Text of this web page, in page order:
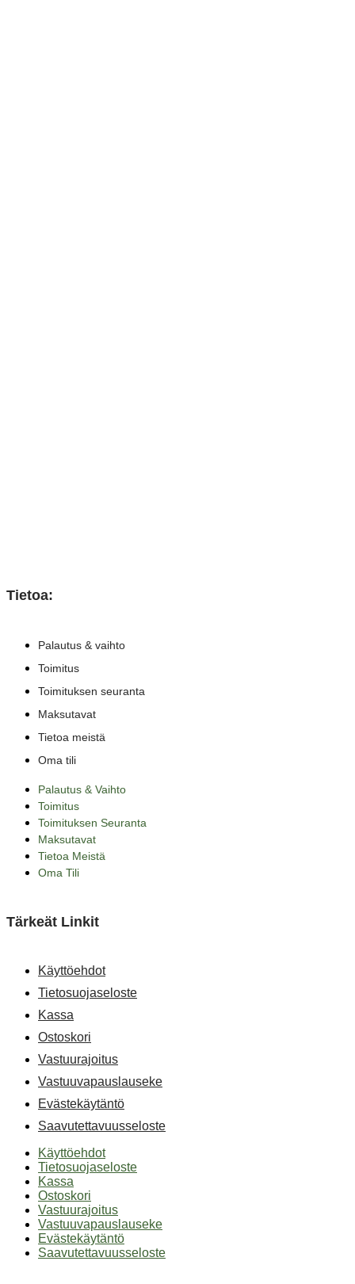
Tietoa:
Palautus & vaihto
Toimitus
Toimituksen seuranta
Maksutavat
Tietoa meistä
Oma tili
Palautus & Vaihto
Toimitus
Toimituksen Seuranta
Maksutavat
Tietoa Meistä
Oma Tili
Tärkeät Linkit
Käyttöehdot
Tietosuojaseloste
Kassa
Ostoskori
Vastuurajoitus
Vastuuvapauslauseke
Evästekäytäntö
Saavutettavuusseloste
Käyttöehdot
Tietosuojaseloste
Kassa
Ostoskori
Vastuurajoitus
Vastuuvapauslauseke
Evästekäytäntö
Saavutettavuusseloste